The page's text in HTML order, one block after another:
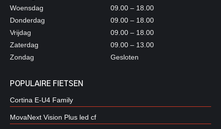
Woensdag
Donderdag
Vrijdag
Zaterdag
Zondag
09.00 – 18.00
09.00 – 18.00
09.00 – 18.00
09.00 – 13.00
Gesloten
POPULAIRE FIETSEN
Cortina E-U4 Family
MovaNext Vision Plus led cf